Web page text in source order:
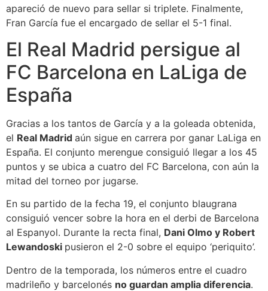
apareció de nuevo para sellar si triplete. Finalmente,
Fran García fue el encargado de sellar el 5-1 final.
El Real Madrid persigue al
FC Barcelona en LaLiga de
España
Gracias a los tantos de García y a la goleada obtenida,
el Real Madrid aún sigue en carrera por ganar LaLiga en
España. El conjunto merengue consiguió llegar a los 45
puntos y se ubica a cuatro del FC Barcelona, con aún la
mitad del torneo por jugarse.
En su partido de la fecha 19, el conjunto blaugrana
consiguió vencer sobre la hora en el derbi de Barcelona
al Espanyol. Durante la recta final, Dani Olmo y Robert
Lewandoski pusieron el 2-0 sobre el equipo ‘periquito’.
Dentro de la temporada, los números entre el cuadro
madrileño y barcelonés no guardan amplia diferencia.